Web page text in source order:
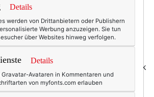
an der Reihe ist). Ich sehe wie
vor mir, als k3 nicht das
bekam, schlichtweg weil es
Und besonders eindrücklich
die vielen Päckchen, die ich jedes
gepackt habe – 72 Stück
und in den Jahren mit unseren
insgesamt drei
Details
werden von Drittanbietern oder Publishern
Werbung anzuzeigen. Sie tun
über Websites hinweg verfolgen.
Details
Avataren in Kommentaren und
von myfonts.com erlauben